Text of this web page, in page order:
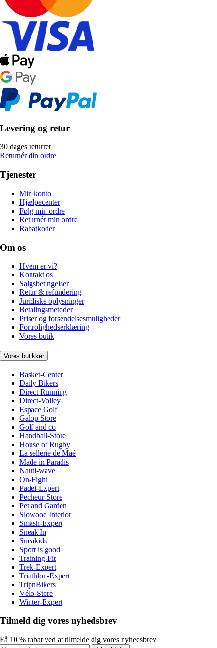
Levering og retur
30 dages returret
Returnér din ordre
Tjenester
Min konto
Hjælpecenter
Følg min ordre
Returnér min ordre
Rabatkoder
Om os
Hvem er vi?
Kontakt os
Salgsbetingelser
Retur & refundering
Juridiske oplysninger
Betalingsmetoder
Priser og forsendelsesmuligheder
Fortrolighedserklæring
Vores butik
Vores butikker
Basket-Center
Daily Bikers
Direct Running
Direct-Volley
Espace Golf
Galop Store
Golf and co
Handball-Store
House of Rugby
La sellerie de Maé
Made in Paradis
Nauti-wave
On-Fight
Padel-Expert
Pecheur-Store
Pet and Garden
Slowood Interior
Smash-Expert
Sneak'In
Sneakids
Sport is good
Training-Fit
Trek-Expert
Triathlon-Expert
TripnBikers
Vélo-Store
Winter-Expert
Tilmeld dig vores nyhedsbrev
Få 10 % rabat ved at tilmelde dig vores nyhedsbrev